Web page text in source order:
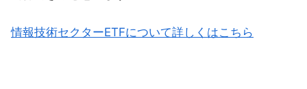
情報技術セクターETFについて詳しくはこちら